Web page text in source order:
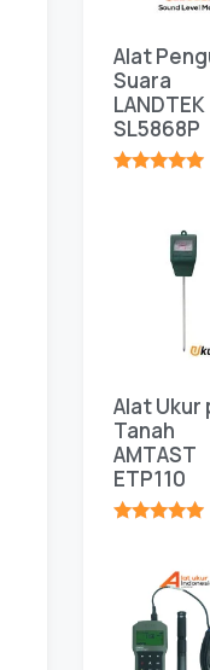
Alat
Suara
LANDTEK
SL5868P
Alat Ukur
Tanah
AMTAST
ETP110